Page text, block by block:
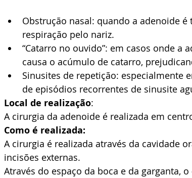
Obstrução nasal: quando a adenoide
respiração pelo nariz.
“Catarro no ouvido”: em casos onde a
causa o acúmulo de catarro,
Sinusites de repetição: especialmente
de episódios recorrentes de sinusite
Local de realização:
A cirurgia da adenoide é realizada em
Como é realizada:
A cirurgia é realizada através da cavidade
incisões externas.
Através do espaço da boca e da garganta,